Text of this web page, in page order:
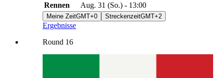
Rennen
Aug. 31 (So.) - 13:00
Meine ZeitGMT+0 StreckenzeitGMT+2
Ergebnisse
Round 16